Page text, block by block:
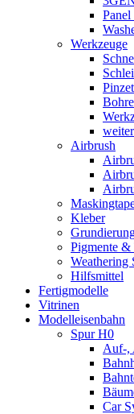
Werkzeuge
Airbrush
Kleber
Pigmente &
Weathering
Hilfsmittel
Fertigmodelle
Vitrinen
Modelleisenbahn
Spur H0
Auf-,
Car